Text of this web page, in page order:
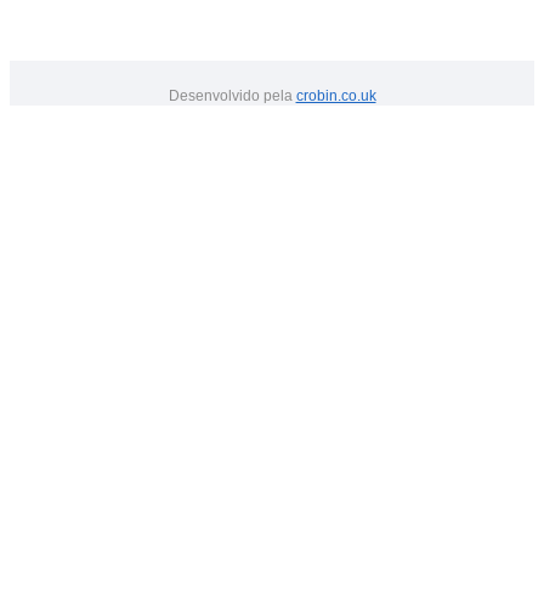
Desenvolvido pela crobin.co.uk